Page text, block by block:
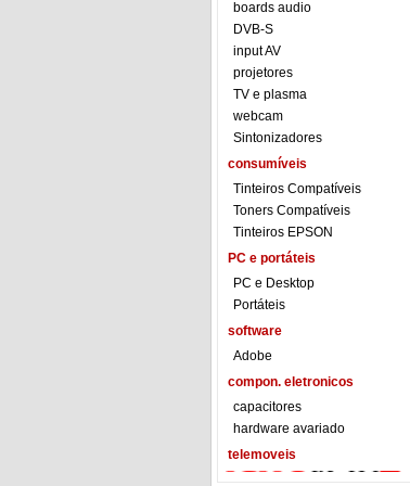
boards audio
DVB-S
input AV
projetores
TV e plasma
webcam
Sintonizadores
consumíveis
Tinteiros Compatíveis
Toners Compatíveis
Tinteiros EPSON
PC e portáteis
PC e Desktop
Portáteis
software
Adobe
compon. eletronicos
capacitores
hardware avariado
telemoveis